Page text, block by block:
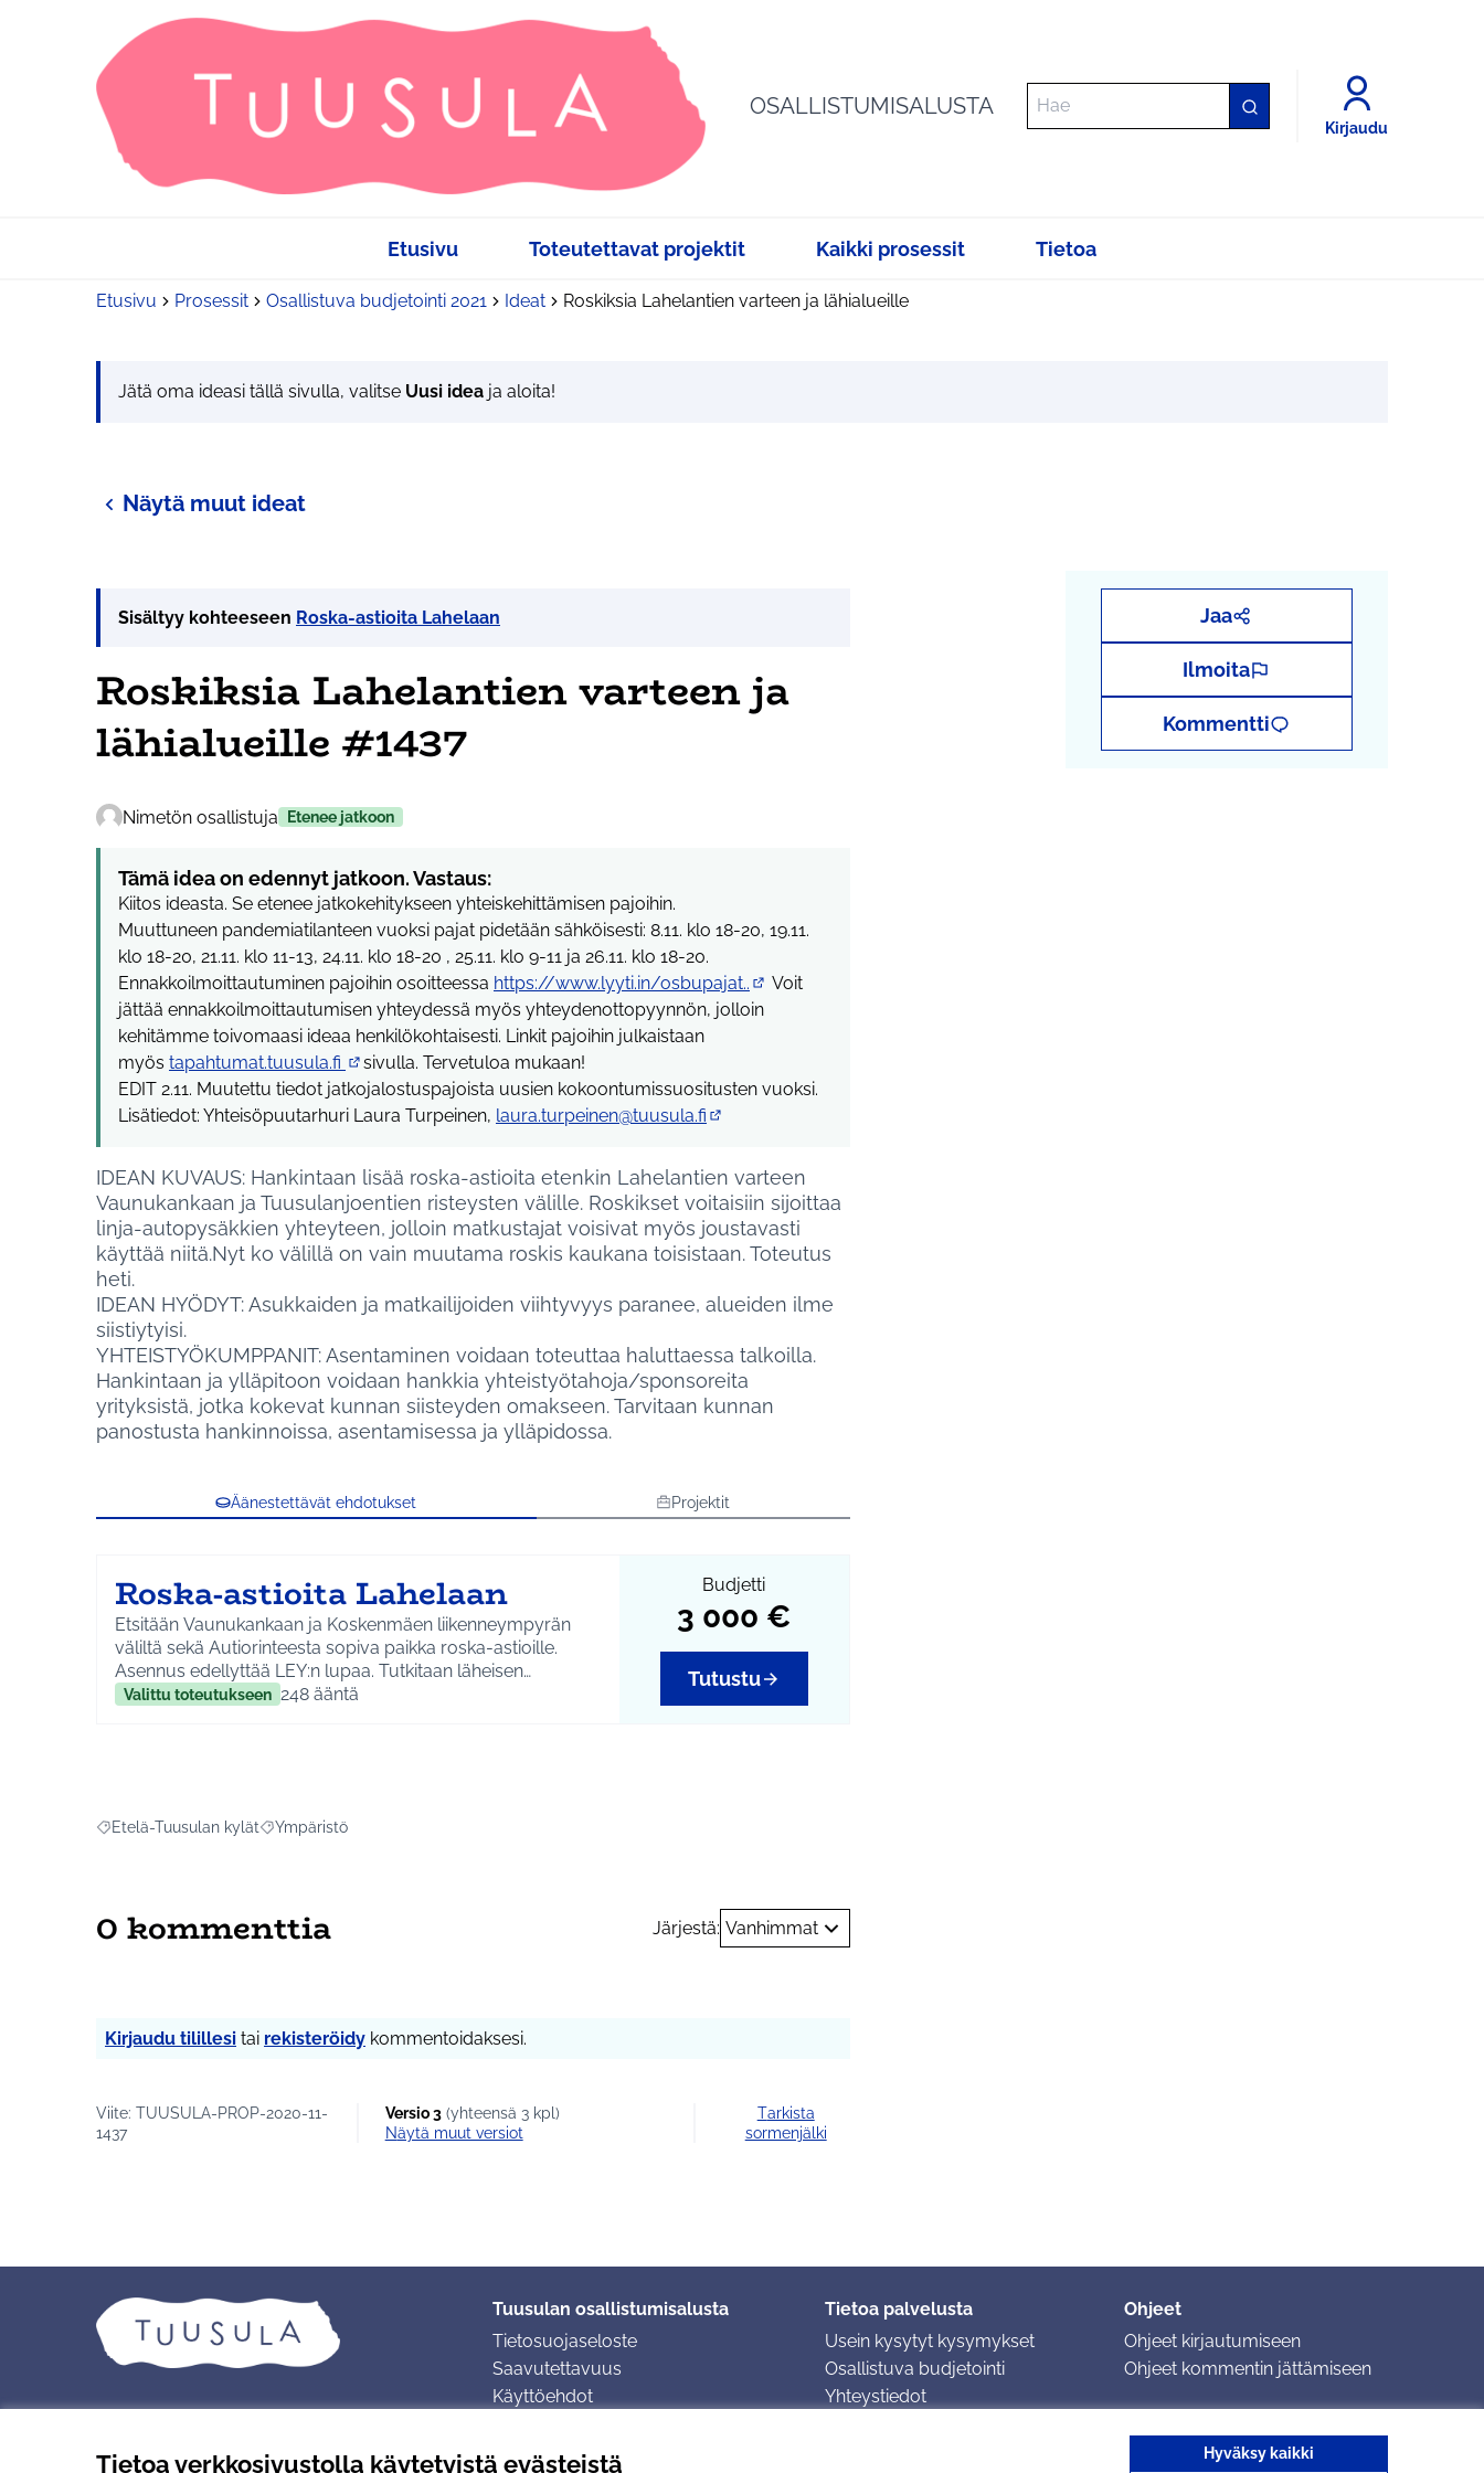
Tietoa verkkosivustolla käytetyistä evästeistä Hyväksy kaikki
OSALLISTUMISALUSTA
Kirjaudu
Etusivu Toteutettavat projektit Kaikki prosessit Tietoa
Etusivu Prosessit Osallistuva budjetointi 2021 Ideat Roskiksia Lahelantien varteen ja lähialueille
Jätä oma ideasi tällä sivulla, valitse Uusi idea ja aloita!
Näytä muut ideat
Sisältyy kohteeseen Roska-astioita Lahelaan
Roskiksia Lahelantien varteen ja
lähialueille #1437
Nimetön osallistuja Etenee jatkoon
Tämä idea on edennyt jatkoon. Vastaus:
Kiitos ideasta. Se etenee jatkokehitykseen yhteiskehittämisen pajoihin.
Muuttuneen pandemiatilanteen vuoksi pajat pidetään sähköisesti: 8.11. klo 18-20, 19.11.
klo 18-20, 21.11. klo 11-13, 24.11. klo 18-20 , 25.11. klo 9-11 ja 26.11. klo 18-20.
Ennakkoilmoittautuminen pajoihin osoitteessa https://www.lyyti.in/osbupajat..
(Ulkoinen linkki)
Voit
jättää ennakkoilmoittautumisen yhteydessä myös yhteydenottopyynnön, jolloin
kehitämme toivomaasi ideaa henkilökohtaisesti. Linkit pajoihin julkaistaan
myös tapahtumat.tuusula.fi
(Ulkoinen linkki)
sivulla. Tervetuloa mukaan!
EDIT 2.11. Muutettu tiedot jatkojalostuspajoista uusien kokoontumissuositusten vuoksi.
Lisätiedot: Yhteisöpuutarhuri Laura Turpeinen, laura.turpeinen@tuusula.fi
IDEAN KUVAUS: Hankintaan lisää roska-astioita etenkin Lahelantien varteen
Vaunukankaan ja Tuusulanjoentien risteysten välille. Roskikset voitaisiin sijoittaa
linja-autopysäkkien yhteyteen, jolloin matkustajat voisivat myös joustavasti
käyttää niitä.Nyt ko välillä on vain muutama roskis kaukana toisistaan. Toteutus
heti.
IDEAN HYÖDYT: Asukkaiden ja matkailijoiden viihtyvyys paranee, alueiden ilme
siistiytyisi.
YHTEISTYÖKUMPPANIT: Asentaminen voidaan toteuttaa haluttaessa talkoilla.
Hankintaan ja ylläpitoon voidaan hankkia yhteistyötahoja/sponsoreita
yrityksistä, jotka kokevat kunnan siisteyden omakseen. Tarvitaan kunnan
panostusta hankinnoissa, asentamisessa ja ylläpidossa.
Äänestettävät ehdotukset Projektit
Roska-astioita Lahelaan
Etsitään Vaunukankaan ja Koskenmäen liikenneympyrän
väliltä sekä Autiorinteesta sopiva paikka roska-astioille.
Asennus edellyttää LEY:n lupaa. Tutkitaan läheisen
Autiorinteenpuiston nykyisten roska-astioiden kunto ja
Valittu toteutukseen 248 ääntä
Budjetti
3 000 €
Tutustu
Rajaa tulokset aihepiirin mukaan: Etelä-Tuusulan kylät
Etelä-Tuusulan kylätRajaa tulokset teeman mukaan: Ympäristö
Ympäristö
Jaa
Ilmoita
Kommentti
0 kommenttia Järjestä: Vanhimmat
Kirjaudu tilillesi tai rekisteröidy kommentoidaksesi.
Viite: TUUSULA-PROP-2020-11-
1437
Versio 3(yhteensä 3 kpl)
näytä muut versiot
Tarkista
sormenjälki
Tuusulan osallistumisalusta
Tietosuojaseloste
Saavutettavuus
Käyttöehdot
Tietoa palvelusta
Usein kysytyt kysymykset
Osallistuva budjetointi
Yhteystiedot
Ohjeet
Ohjeet kirjautumiseen
Ohjeet kommentin jättämiseen